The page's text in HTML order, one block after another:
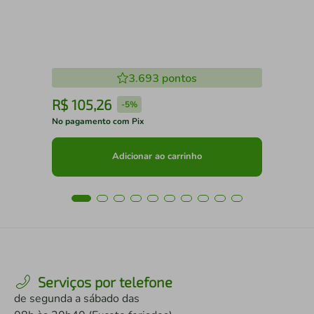
3.693 pontos
R$ 105,26 -5%
No pagamento com Pix
Adicionar ao carrinho
Serviços por telefone
de segunda a sábado das